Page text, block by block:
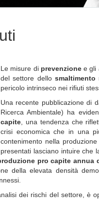
Le misure di prevenzionee gli
del settore dello smaltimento
pericolo intrinseco nei rifiuti
Una recente pubblicazione di
Ricerca Ambientale) ha
capite , una tendenza che
crisi economica che in una
contenimento nella
presentati lasciano intuire che
pro capite annua
della elevata densità
dei rischi del settore, è